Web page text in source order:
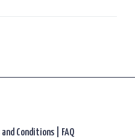
and Conditions | FAQ